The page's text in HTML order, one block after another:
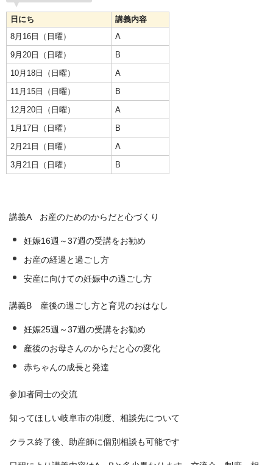
日にち
講義内容
8月16日（日曜）
A
9月20日（日曜）
B
10月18日（日曜）
A
11月15日（日曜）
B
12月20日（日曜）
A
1月17日（日曜）
B
2月21日（日曜）
A
3月21日（日曜）
B
講義A お産のためのからだと心づくり
妊娠16週～37週の受講をお勧め
お産の経過と過ごし方
安産に向けての妊娠中の過ごし方
講義B 産後の過ごし方と育児のおはなし
妊娠25週～37週の受講をお勧め
産後のお母さんのからだと心の変化
赤ちゃんの成長と発達
参加者同士の交流
知ってほしい岐阜市の制度、相談先について
クラス終了後、助産師に個別相談も可能です